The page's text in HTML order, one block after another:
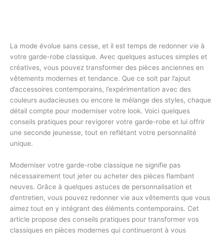
La mode évolue sans cesse, et il est temps de redonner vie à
votre garde-robe classique. Avec quelques astuces simples et
créatives, vous pouvez transformer des pièces anciennes en
vêtements modernes et tendance. Que ce soit par l’ajout
d’accessoires contemporains, l’expérimentation avec des
couleurs audacieuses ou encore le mélange des styles, chaque
détail compte pour moderniser votre look. Voici quelques
conseils pratiques pour revigorer votre garde-robe et lui offrir
une seconde jeunesse, tout en reflétant votre personnalité
unique.
Moderniser votre garde-robe classique ne signifie pas
nécessairement tout jeter ou acheter des pièces flambant
neuves. Grâce à quelques astuces de personnalisation et
d’entretien, vous pouvez redonner vie aux vêtements que vous
aimez tout en y intégrant des éléments contemporains. Cet
article propose des conseils pratiques pour transformer vos
classiques en pièces modernes qui continueront à vous